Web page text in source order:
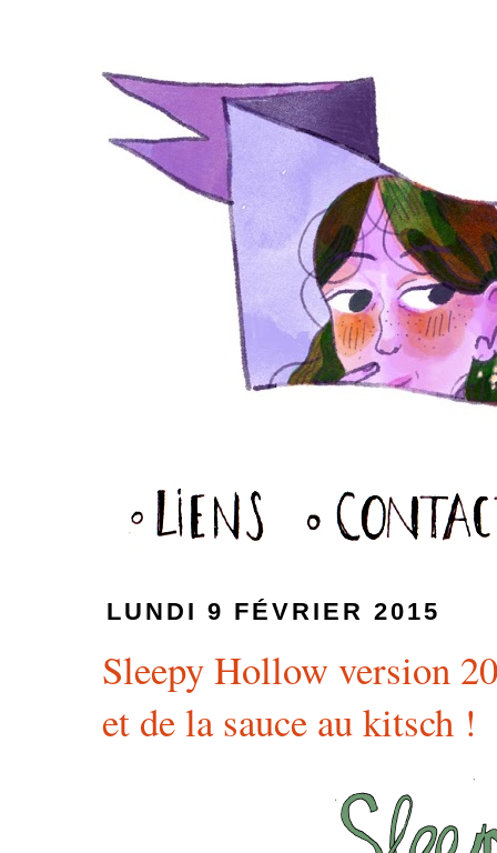
LUNDI 9 FÉVRIER 2015
Sleepy Hollow version
et de la sauce au kitsch !